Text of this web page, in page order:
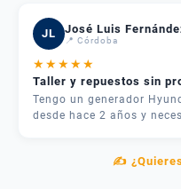
JL José Luis
📍 Córdoba
★★★★★
Taller y repuestos sin
Tengo un generador
desde hace 2 años y
claro y en 3 días lo tenía
✍️